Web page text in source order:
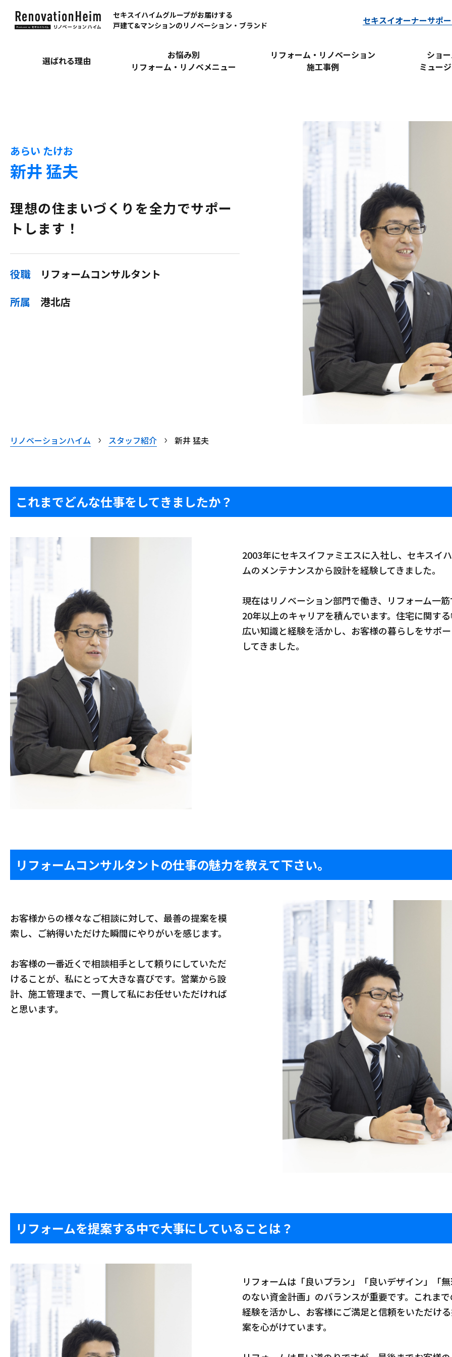
セキスイハイムグループがお届けする
戸建て&マンションのリノベーション・ブランド
セキスイオーナーサポ
選ばれる理由
お悩み別
リフォーム・リノベメニュー
リフォーム・リノベーション
施工事例
ショ
ミュー
あらい たけお
新井 猛夫
理想の住まいづくりを全力でサポー
トします！
役職
リフォームコンサルタント
所属
港北店
リノベーションハイム スタッフ紹介 新井 猛夫
これまでどんな仕事をしてきましたか？
2003年にセキスイファミエスに入社し、セキスイ
ムのメンテナンスから設計を経験してきました。
現在はリノベーション部門で働き、リフォーム一筋
20年以上のキャリアを積んでいます。住宅に関す
広い知識と経験を活かし、お客様の暮らしをサポ
してきました。
リフォームコンサルタントの仕事の魅力を教えて下さい。
お客様からの様々なご相談に対して、最善の提案を模
索し、ご納得いただけた瞬間にやりがいを感じます。
お客様の一番近くで相談相手として頼りにしていただ
けることが、私にとって大きな喜びです。営業から設
計、施工管理まで、一貫して私にお任せいただければ
と思います。
リフォームを提案する中で大事にしていることは？
リフォームは「良いプラン」「良いデザイン」「
のない資金計画」のバランスが重要です。これまで
経験を活かし、お客様にご満足と信頼をいただけ
案を心がけています。